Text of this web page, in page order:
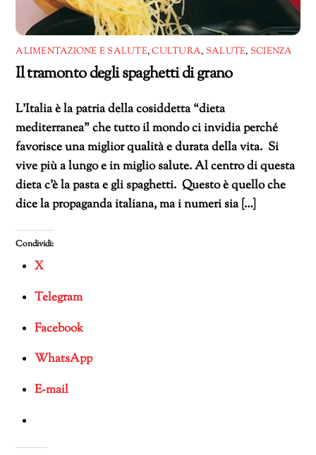
ALIMENTAZIONE E SALUTE,CULTURA, SALUTE, SCIENZA
Il tramonto degli spaghetti di grano
L’Italia è la patria della cosiddetta “dieta
mediterranea” che tutto il mondo ci invidia perché
favorisce una miglior qualità e durata della vita. Si
vive più a lungo e in miglio salute. Al centro di questa
dieta c’è la pasta e gli spaghetti. Questo è quello che
dice la propaganda italiana, ma i numeri sia […]
Condividi:
X
Telegram
Facebook
WhatsApp
E-mail